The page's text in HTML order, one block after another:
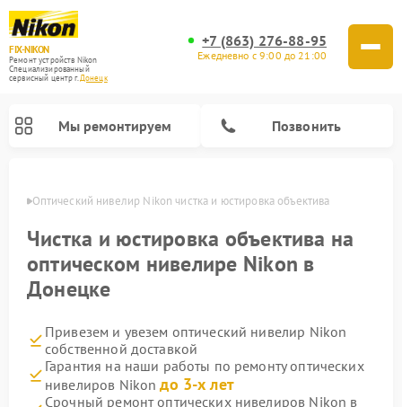
FIX-NIKON
Ремонт устройств Nikon
Специализированный
cервисный центр г.Донецк
+7 (863) 276-88-95
Ежедневно с 9:00 до 21:00
Мы ремонтируем Позвонить
Оптический нивелир Nikon чистка и юстировка объектива
Чистка и юстировка объектива на
оптическом нивелире Nikon в
Донецке
Привезем и увезем оптический нивелир Nikon
собственной доставкой
Гарантия на наши работы по ремонту оптических
нивелиров Nikonдо 3-х лет
Срочный ремонт оптических нивелиров Nikon в